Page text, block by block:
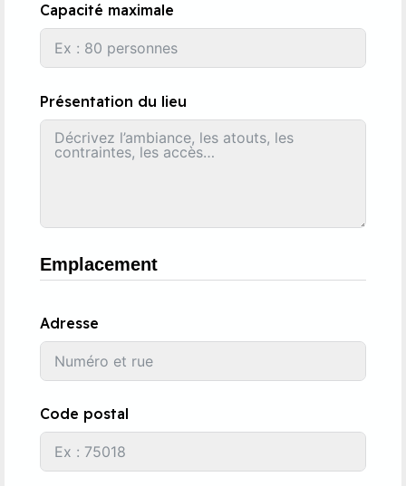
Capacité maximale
Présentation du lieu
Emplacement
Adresse
Code postal